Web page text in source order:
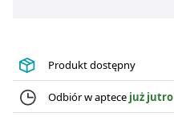
Produkt dostępny
Odbiór w aptece już jutro